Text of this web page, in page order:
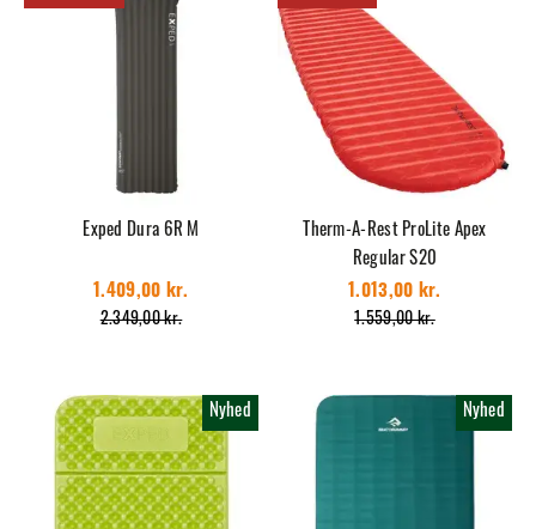
Exped Dura 6R M
2.349,00 kr.
1.409,00 kr.
Therm-A-Rest ProLite Apex
Regular S20
1.559,00 kr.
1.013,00 kr.
Nyhed Nyhed